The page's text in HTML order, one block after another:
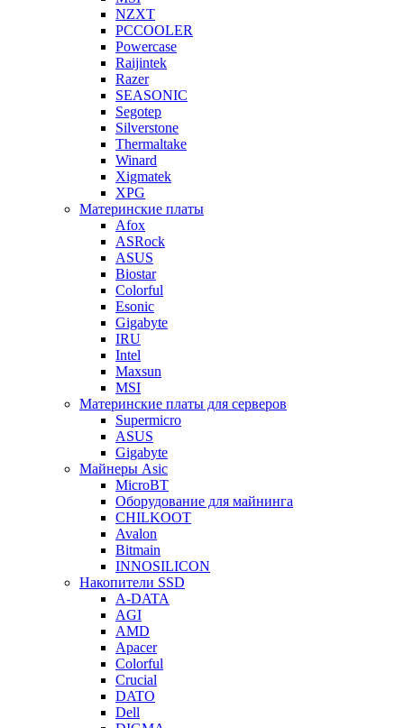
NZXT
PCCOOLER
Powercase
Raijintek
Razer
SEASONIC
Segotep
Silverstone
Thermaltake
Winard
Xigmatek
XPG
Материнские платы
Afox
ASRock
ASUS
Biostar
Colorful
Esonic
Gigabyte
IRU
Intel
Maxsun
MSI
Материнские платы для серверов
Supermicro
ASUS
Gigabyte
Майнеры Asic
MicroBT
Оборудование для майнинга
CHILKOOT
Avalon
Bitmain
INNOSILICON
Накопители SSD
A-DATA
AGI
AMD
Apacer
Colorful
Crucial
DATO
Dell